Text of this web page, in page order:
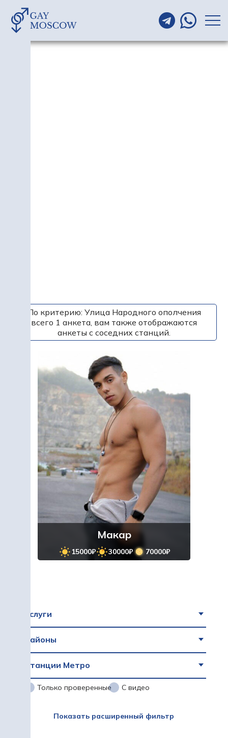
По критерию: Улица Народного ополчения
всего 1 анкета, вам также отображаются
анкеты с соседних станций.
Макар
15000₽ 30000₽ 70000₽
Услуги
Районы
Станции Метро
Только проверенные С видео
Показать расширенный фильтр